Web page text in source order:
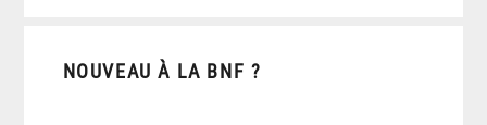
NOUVEAU À LA BNF ?